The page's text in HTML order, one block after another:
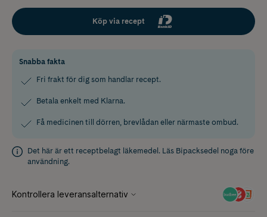
Köp via recept
Snabba fakta
Fri frakt för dig som handlar recept.
Betala enkelt med Klarna.
Få medicinen till dörren, brevlådan eller närmaste ombud.
Det här är ett receptbelagt läkemedel. Läs Bipacksedel noga före
användning.